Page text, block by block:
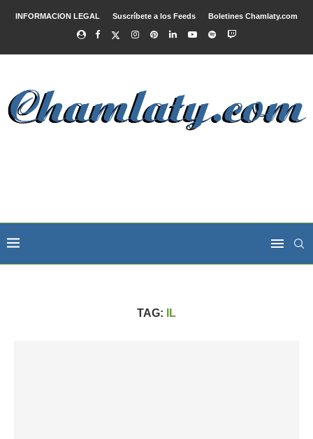
INFORMACION LEGAL Suscríbete a los Feeds Boletines Chamlaty.com
TAG: IL